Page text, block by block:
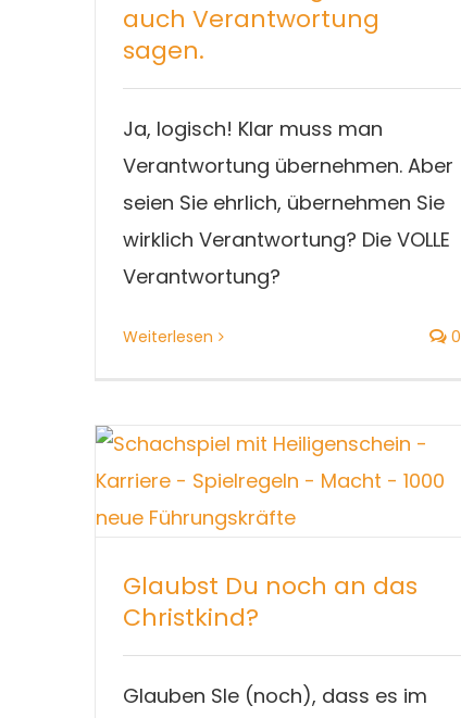
auch Verantwortung
sagen.
Ja, logisch! Klar muss man
Verantwortung übernehmen. Aber
seien Sie ehrlich, übernehmen Sie
wirklich Verantwortung? Die VOLLE
Verantwortung?
Weiterlesen 0
Glaubst Du noch an das
Christkind?
Glauben SIe (noch), dass es im